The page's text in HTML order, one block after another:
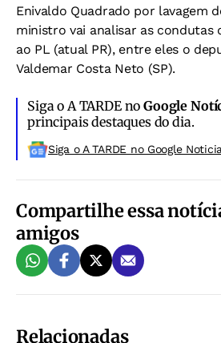
Enivaldo Quadrado por lavagem
ministro vai analisar as condutas
ao PL (atual PR), entre eles o
Valdemar Costa Neto (SP).
Siga o A TARDE noGoogle
principais destaques do dia.
Siga o A TARDE no Google
Compartilhe essa
amigos
Relacionadas